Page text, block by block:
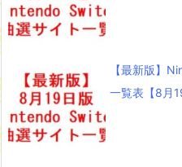
【最新版】
一覧表【8月